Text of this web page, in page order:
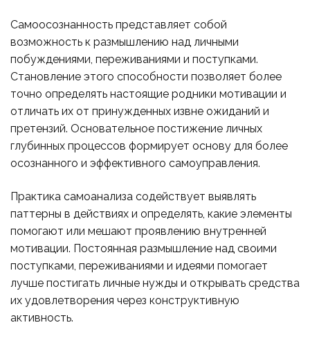
Самоосознанность представляет собой
возможность к размышлению над личными
побуждениями, переживаниями и поступками.
Становление этого способности позволяет более
точно определять настоящие родники мотивации и
отличать их от принужденных извне ожиданий и
претензий. Основательное постижение личных
глубинных процессов формирует основу для более
осознанного и эффективного самоуправления.
Практика самоанализа содействует выявлять
паттерны в действиях и определять, какие элементы
помогают или мешают проявлению внутренней
мотивации. Постоянная размышление над своими
поступками, переживаниями и идеями помогает
лучше постигать личные нужды и открывать средства
их удовлетворения через конструктивную
активность.